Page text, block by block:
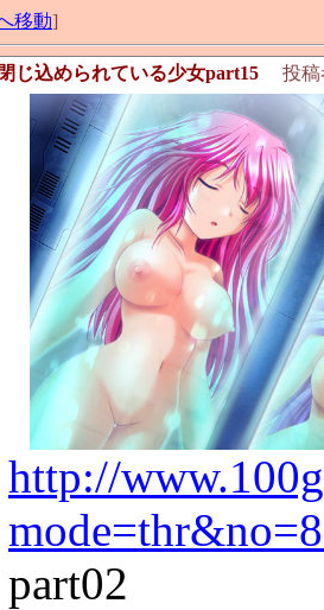
移動]
じ込められている少女part15 投稿
http://
part02